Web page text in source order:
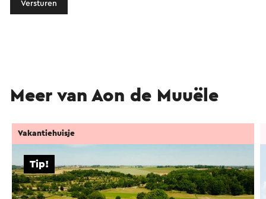
Versturen
Meer van Aon de Muuële
Tip!
Vakantiehuisje